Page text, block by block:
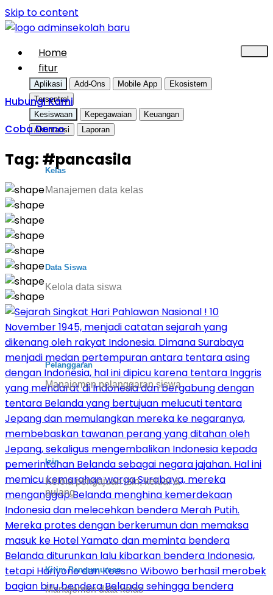
Skip to content
Home
fitur
Aplikasi Add-Ons Mobile App
Ekosistem
Tersentral
Kesiswaan
Kepegawaian
Keuangan
Akuntansi
Laporan
Kelas
Manajemen data kelas
Data Siswa
Kelola data siswa
Pelanggaran
Manajemen pelanggaran siswa
Izin
Kelola pengajuan izin, keluar &
pulang
Kirim Pengumuman
Manajemen data kelas
Hubungi Kami
Coba Demo
Tag: #pancasila